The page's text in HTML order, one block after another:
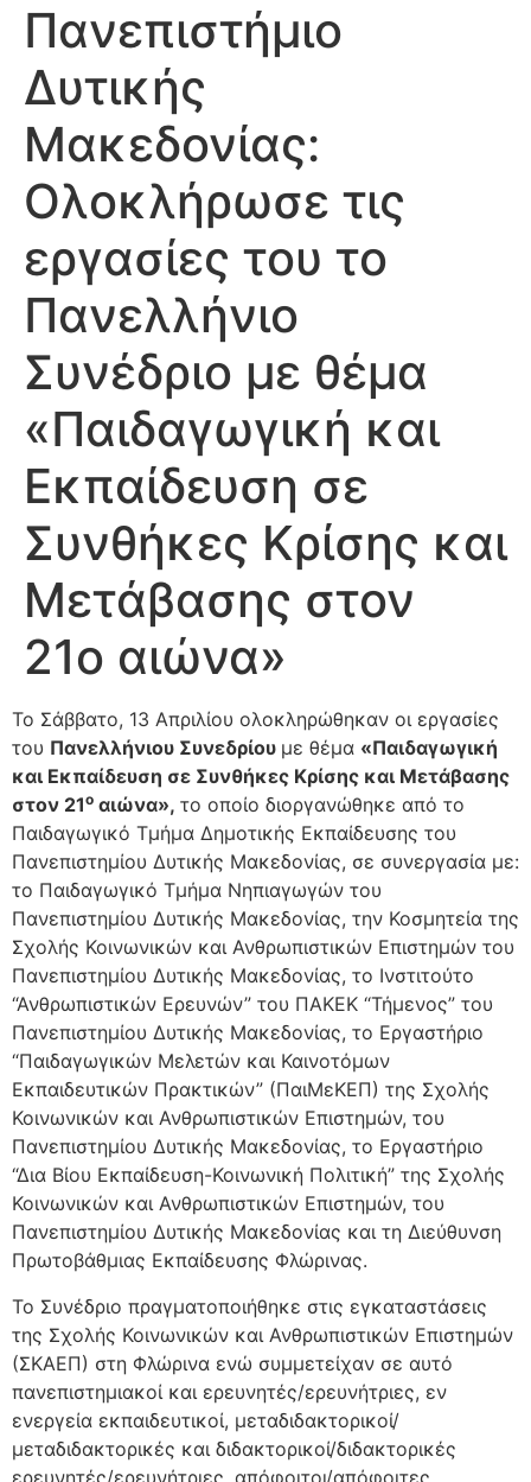
Πανεπιστήμιο
Δυτικής
Μακεδονίας:
Ολοκλήρωσε τις
εργασίες του το
Πανελλήνιο
Συνέδριο με θέμα
«Παιδαγωγική και
Εκπαίδευση σε
Συνθήκες Κρίσης και
Μετάβασης στον
21ο αιώνα»
Το Σάββατο, 13 Απριλίου ολοκληρώθηκαν οι εργασίες
του Πανελλήνιου Συνεδρίου με θέμα «Παιδαγωγική
και Εκπαίδευση σε Συνθήκες Κρίσης και Μετάβασης
στον 21ο αιώνα», το οποίο διοργανώθηκε από το
Παιδαγωγικό Τμήμα Δημοτικής Εκπαίδευσης του
Πανεπιστημίου Δυτικής Μακεδονίας, σε συνεργασία με:
το Παιδαγωγικό Τμήμα Νηπιαγωγών του
Πανεπιστημίου Δυτικής Μακεδονίας, την Κοσμητεία της
Σχολής Κοινωνικών και Ανθρωπιστικών Επιστημών του
Πανεπιστημίου Δυτικής Μακεδονίας, το Ινστιτούτο
“Ανθρωπιστικών Ερευνών” του ΠΑΚΕΚ “Τήμενος” του
Πανεπιστημίου Δυτικής Μακεδονίας, το Εργαστήριο
“Παιδαγωγικών Μελετών και Καινοτόμων
Εκπαιδευτικών Πρακτικών” (ΠαιΜεΚΕΠ) της Σχολής
Κοινωνικών και Ανθρωπιστικών Επιστημών, του
Πανεπιστημίου Δυτικής Μακεδονίας, το Εργαστήριο
“Δια Βίου Εκπαίδευση-Κοινωνική Πολιτική” της Σχολής
Κοινωνικών και Ανθρωπιστικών Επιστημών, του
Πανεπιστημίου Δυτικής Μακεδονίας και τη Διεύθυνση
Πρωτοβάθμιας Εκπαίδευσης Φλώρινας.
Το Συνέδριο πραγματοποιήθηκε στις εγκαταστάσεις
της Σχολής Κοινωνικών και Ανθρωπιστικών Επιστημών
(ΣΚΑΕΠ) στη Φλώρινα ενώ συμμετείχαν σε αυτό
πανεπιστημιακοί και ερευνητές/ερευνήτριες, εν
ενεργεία εκπαιδευτικοί, μεταδιδακτορικοί/
μεταδιδακτορικές και διδακτορικοί/διδακτορικές
ερευνητές/ερευνήτριες, απόφοιτοι/απόφοιτες,